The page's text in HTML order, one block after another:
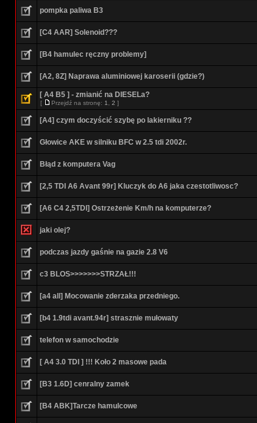
pompka paliwa B3
[C4 AAR] Solenoid???
[B4 hamulec ręczny problemy]
[A2, 8Z] Naprawa aluminiowej karoserii (gdzie?)
[ A4 B5 ] - zmianić na DIESELa?
[ Przejdź na stronę: 1 2 ]
[A4] czym doczyścić szybę po lakierniku ??
Głowice AKE w silniku BFC w 2.5 tdi 2002r.
Błąd z komputera Vag
[2,5 TDI A6 Avant 99r] Kluczyk do A6 jaka czestotliwosc?
[A6 C4 2,5TDI] Ostrzeżenie Km/h na komputerze?
jaki olej?
podczas jazdy gaśnie na gazie 2.8 V6
c3 BLOS>>>>>>>STRZAŁ!!!
[a4 all] Mocowanie zderzaka przedniego.
[b4 1.9tdi avant.94r] strasznie mułowaty
telefon w samochodzie
[ A4 3.0 TDI ] !!! Koło 2 masowe pada
[B3 1.6D] cenralny zamek
[B4 ABK]Tarcze hamulcowe